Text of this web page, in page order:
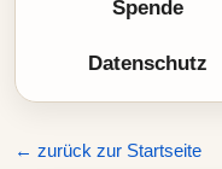
Spende
Datenschutz
← zurück zur Startseite